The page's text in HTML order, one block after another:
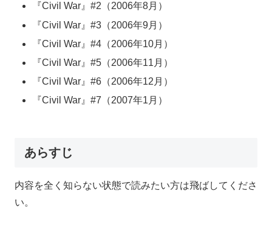
『Civil War』#2（2006年8月）
『Civil War』#3（2006年9月）
『Civil War』#4（2006年10月）
『Civil War』#5（2006年11月）
『Civil War』#6（2006年12月）
『Civil War』#7（2007年1月）
あらすじ
内容を全く知らない状態で読みたい方は飛ばしてくださ
い。